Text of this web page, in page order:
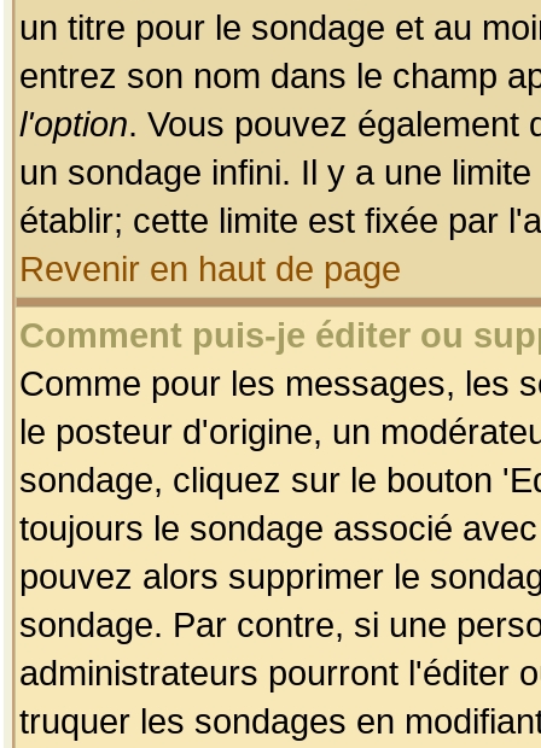
un titre pour le sondage et au
entrez son nom dans le champ
l'option. Vous pouvez également
un sondage infini. Il y a une
établir; cette limite est fixée par
Revenir en haut de page
Comment puis-je éditer ou
Comme pour les messages, les
le posteur d'origine, un
sondage, cliquez sur le bouton
toujours le sondage associé
pouvez alors supprimer le
sondage. Par contre, si une
administrateurs pourront l'éditer
truquer les sondages en